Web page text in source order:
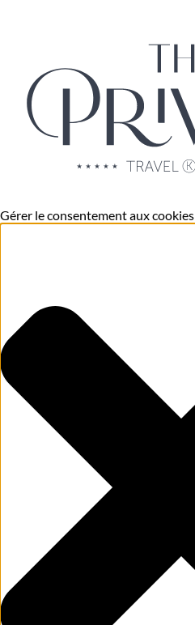
Gérer le consentement aux cookies